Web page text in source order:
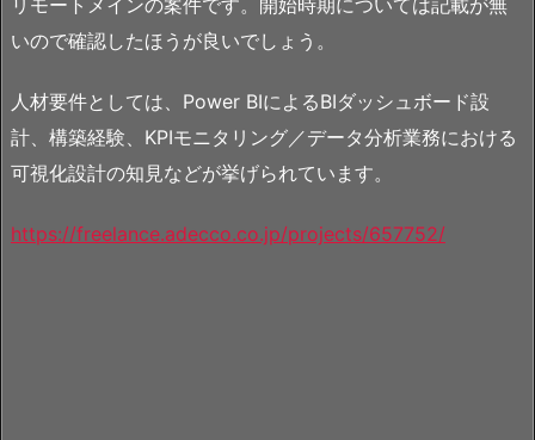
リモートメインの案件です。開始時期については記載が無
いので確認したほうが良いでしょう。
人材要件としては、Power BIによるBIダッシュボード設
計、構築経験、KPIモニタリング／データ分析業務における
可視化設計の知見などが挙げられています。
https://freelance.adecco.co.jp/projects/657752/